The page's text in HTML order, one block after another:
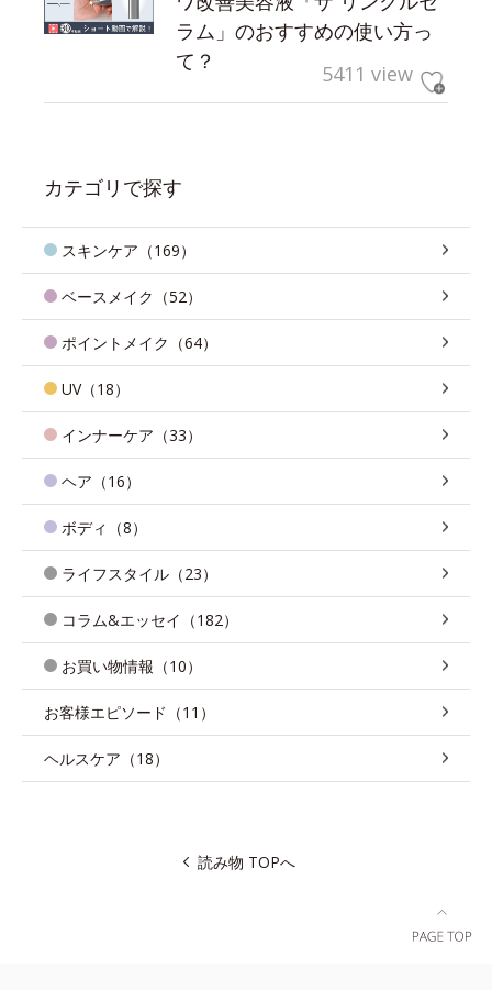
ラム」のおすすめの使い方っ
て？
5411 view
カテゴリで探す
スキンケア（169）
ベースメイク（52）
ポイントメイク（64）
UV（18）
インナーケア（33）
ヘア（16）
ボディ（8）
ライフスタイル（23）
コラム&エッセイ（182）
お買い物情報（10）
お客様エピソード（11）
ヘルスケア（18）
読み物 TOPへ